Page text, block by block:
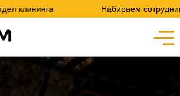
Набираем сотрудников в отдел